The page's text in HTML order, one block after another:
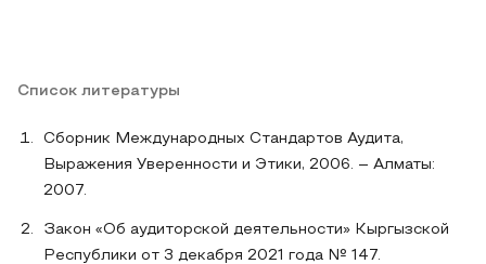
Список литературы
Сборник Международных Стандартов Аудита,
Выражения Уверенности и Этики, 2006. – Алматы:
2007.
Закон «Об аудиторской деятельности» Кыргызской
Республики от 3 декабря 2021 года № 147.